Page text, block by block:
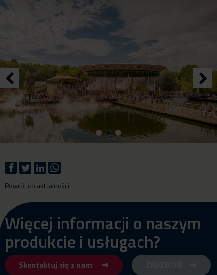
Powrót do aktualności
Więcej informacji o naszym
produkcie i usługach?
Skontaktuj się z nami